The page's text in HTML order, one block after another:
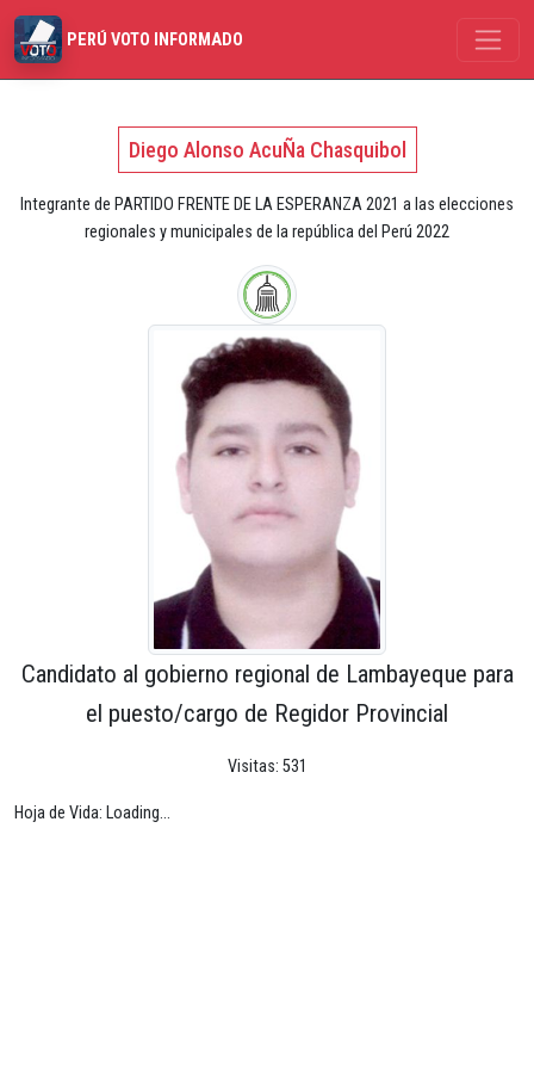
PERÚ VOTO INFORMADO
Diego Alonso AcuÑa Chasquibol
Integrante de PARTIDO FRENTE DE LA ESPERANZA 2021 a las elecciones
regionales y municipales de la república del Perú 2022
Candidato al gobierno regional de Lambayeque para
el puesto/cargo de Regidor Provincial
Visitas: 531
Hoja de Vida: Loading...